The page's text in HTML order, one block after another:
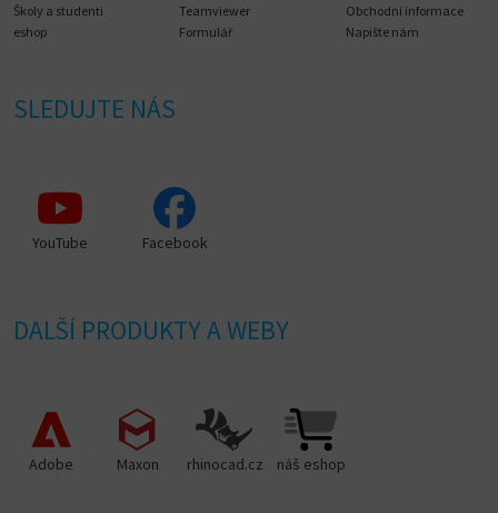
Školy a studenti
eshop
Teamviewer
Formulář
Obchodní informace
Napište nám
SLEDUJTE NÁS
YouTube Facebook
DALŠÍ PRODUKTY A WEBY
Adobe Maxon rhinocad.cz náš eshop